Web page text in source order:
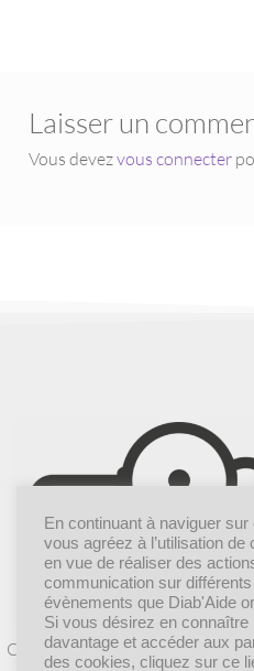
Laisser un
Vous devezvous connecter
Création graphique | Dr
En continuant à naviguer sur
vous agréez à l’utilisation de
en vue de réaliser des
communication sur différents
évènements que Diab'Aide
Si vous désirez en connaître
davantage et accéder aux
des cookies, cliquez sur ce